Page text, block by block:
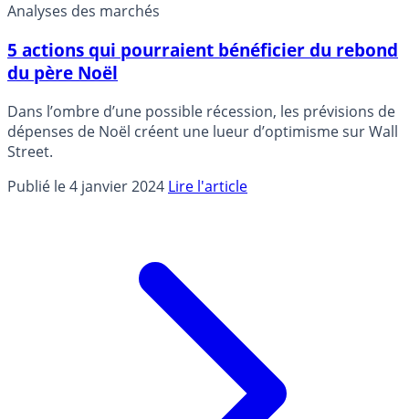
Analyses des marchés
5 actions qui pourraient bénéficier du rebond
du père Noël
Dans l’ombre d’une possible récession, les prévisions de
dépenses de Noël créent une lueur d’optimisme sur Wall
Street.
Publié le 4 janvier 2024 Lire l'article